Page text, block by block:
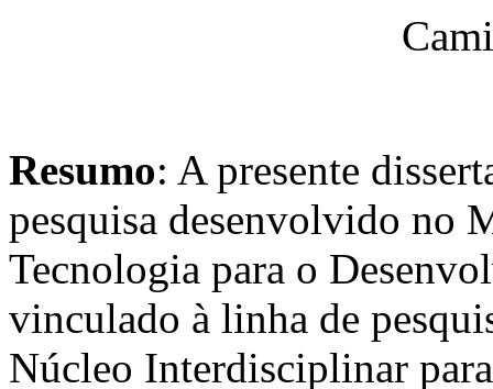
Resumo: A presente
pesquisa desenvolvido no
Tecnologia para o
vinculado à linha de
Núcleo Interdisciplinar